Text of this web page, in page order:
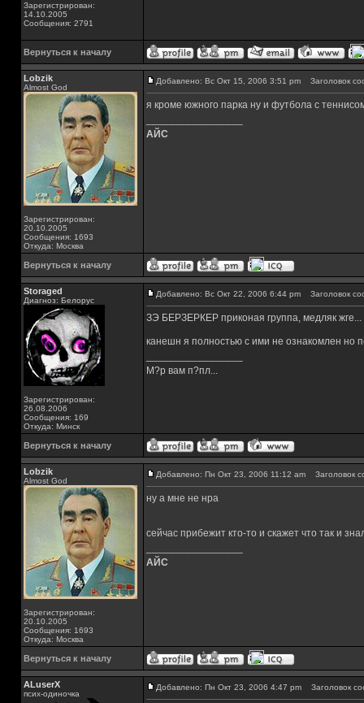
Зарегистрирован:
14.10.2005
Сообщения: 2791
Вернуться к началу
Lobzik
Almost God
Зарегистрирован:
20.10.2005
Сообщения: 1693
Откуда: Москва
Добавлено: Вс Окт 15, 2006 3:51 pm Заголовок
я кроме южного парка ну и футбола с
АЙС
Вернуться к началу
Storaged
Диагноз: Белорус
Зарегистрирован:
26.08.2006
Сообщения: 169
Откуда: Минск
Добавлено: Вс Окт 22, 2006 6:44 pm Заголовок
ЗЭ БЕРЗЕРКЕР приконая группа, медляк
канешн я полностью с ими не ознакомлен но
М?р вам п?пл...
Вернуться к началу
Lobzik
Almost God
Зарегистрирован:
20.10.2005
Сообщения: 1693
Откуда: Москва
Добавлено: Пн Окт 23, 2006 11:12 am Заголовок
ну а мне не нра
сейчас прибежит кто-то и скажет что так и
АЙС
Вернуться к началу
ALuserX
псих-одиночка
Добавлено: Пн Окт 23, 2006 4:47 pm Заголовок